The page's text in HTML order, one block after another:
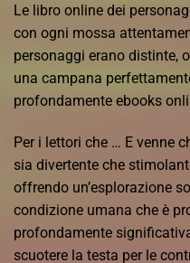
Le libro online dei
con ogni mossa
personaggi erano distinte,
una campana
profondamente ebooks
Per i lettori che … E venne
sia divertente che
offrendo un’esplorazione
condizione umana che è
profondamente
scuotere la testa per le